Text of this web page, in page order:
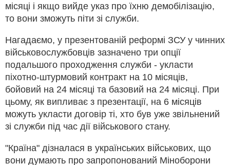
місяці і якщо вийде указ про їхню демобілізацію,
то вони зможуть піти зі служби.
Нагадаємо, у презентованій реформі ЗСУ у чинних
військовослужбовців зазначено три опції
подальшого проходження служби - укласти
піхотно-штурмовий контракт на 10 місяців,
бойовий на 24 місяці та базовий на 24 місяці. При
цьому, як випливає з презентації, на 6 місяців
можуть укласти договір ті, хто був уже звільнений
зі служби під час дії військового стану.
"Країна" дізналася в українських військових, що
вони думають про запропонований Міноборони